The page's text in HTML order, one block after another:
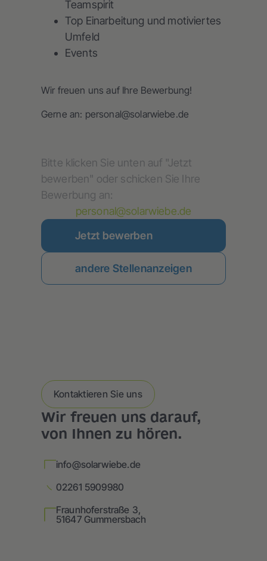
Teamspirit
Top Einarbeitung und motiviertes
Umfeld
Events
Wir freuen uns auf Ihre Bewerbung!
Gerne an: personal@solarwiebe.de
Bitte klicken Sie unten auf "Jetzt
bewerben" oder schicken Sie Ihre
Bewerbung an:
personal@solarwiebe.de
Jetzt bewerben
andere Stellenanzeigen
Kontaktieren Sie uns
Wir freuen uns darauf,
von Ihnen zu hören.
info@solarwiebe.de
02261 5909980
Fraunhoferstraße 3,
51647 Gummersbach